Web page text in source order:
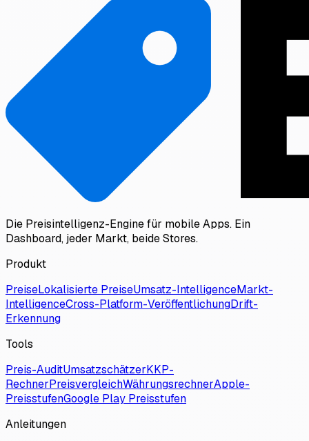
Die Preisintelligenz-Engine für mobile Apps. Ein
Dashboard, jeder Markt, beide Stores.
Produkt
PreiseLokalisierte PreiseUmsatz-IntelligenceMarkt-
IntelligenceCross-Platform-VeröffentlichungDrift-
Erkennung
Tools
Preis-AuditUmsatzschätzerKKP-
RechnerPreisvergleichWährungsrechnerApple-
PreisstufenGoogle Play Preisstufen
Anleitungen